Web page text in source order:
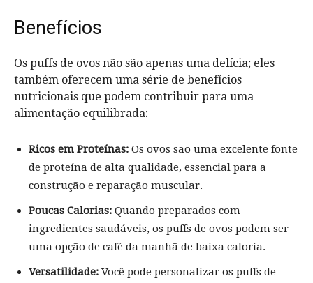
Benefícios
Os puffs de ovos não são apenas uma delícia; eles
também oferecem uma série de benefícios
nutricionais que podem contribuir para uma
alimentação equilibrada:
Ricos em Proteínas: Os ovos são uma excelente fonte
de proteína de alta qualidade, essencial para a
construção e reparação muscular.
Poucas Calorias: Quando preparados com
ingredientes saudáveis, os puffs de ovos podem ser
uma opção de café da manhã de baixa caloria.
Versatilidade: Você pode personalizar os puffs de